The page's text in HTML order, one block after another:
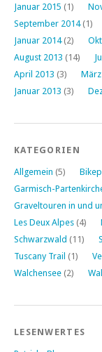
Januar 2015 (1)
September 2014(1)
Januar 2014(2)
August 2013 (14)
April 2013 (3)
Januar 2013 (3)
KATEGORIEN
Allgemein (5)
Garmisch-
Graveltouren in und
Les Deux Alpes (4)
Schwarzwald (11)
Tuscany Trail (1)
Walchensee (2)
LESENWERTES